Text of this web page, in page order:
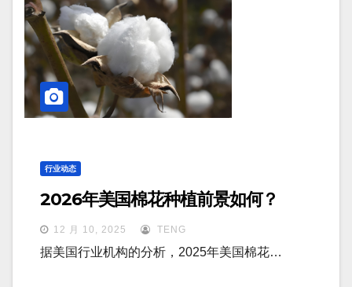
行业动态
2026年美国棉花种植前景如何？
12 月 10, 2025 TENG
据美国行业机构的分析，2025年美国棉花…